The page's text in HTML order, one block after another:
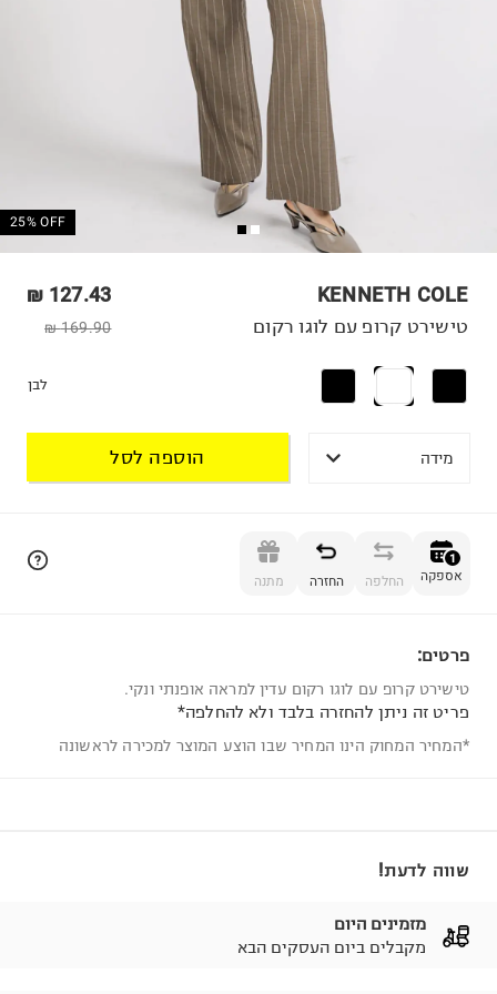
25% OFF
KENNETH COLE
127.43 ₪
169.90 ₪ טישירט קרופ עם לוגו רקום
לבן
מידה הוספה לסל
1
אספקה החלפה החזרה מתנה
פרטים:
טישירט קרופ עם לוגו רקום עדין למראה אופנתי ונקי.
פריט זה ניתן להחזרה בלבד ולא להחלפה*
*המחיר המחוק הינו המחיר שבו הוצע המוצר למכירה לראשונה
שווה לדעת!
מזמינים היום
מקבלים ביום העסקים הבא